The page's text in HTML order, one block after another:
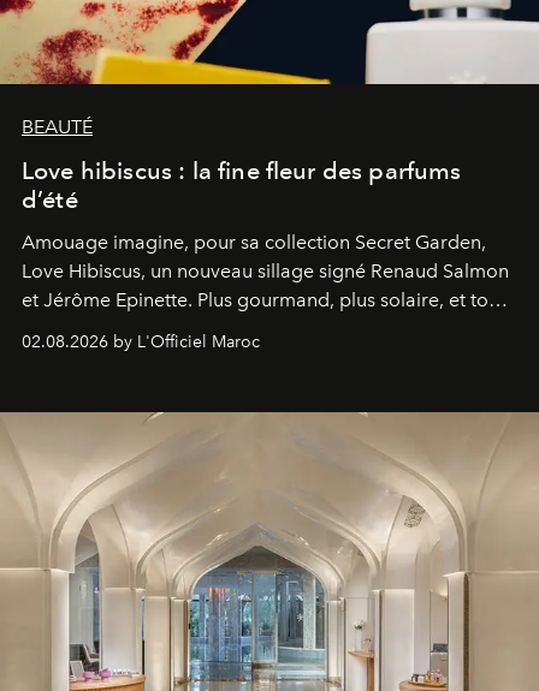
BEAUTÉ
Love hibiscus : la fine fleur des parfums
d’été
Amouage imagine, pour sa collection Secret Garden,
Love Hibiscus, un nouveau sillage signé Renaud Salmon
et Jérôme Epinette. Plus gourmand, plus solaire, et tout
à fait irrésistible.
02.08.2026 by L'Officiel Maroc